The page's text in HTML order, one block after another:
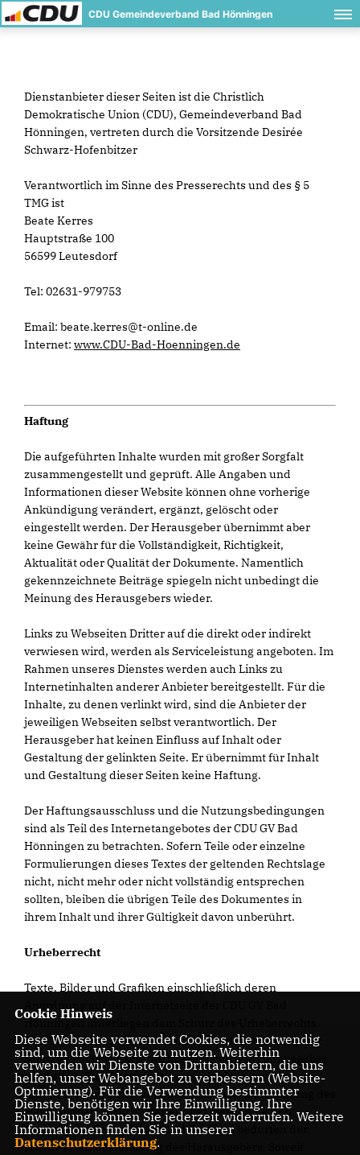
CDU Gemeindeverband Bad Hönningen
Dienstanbieter dieser Seiten ist die Christlich
Demokratische Union (CDU), Gemeindeverband Bad
Hönningen, vertreten durch die Vorsitzende Desirée
Schwarz-Hofenbitzer
Verantwortlich im Sinne des Presserechts und des § 5
TMG ist
Beate Kerres
Hauptstraße 100
56599 Leutesdorf
Tel: 02631-979753
Email: beate.kerres@t-online.de
Internet: www.CDU-Bad-Hoenningen.de
Haftung
Die aufgeführten Inhalte wurden mit großer Sorgfalt
zusammengestellt und geprüft. Alle Angaben und
Informationen dieser Website können ohne vorherige
Ankündigung verändert, ergänzt, gelöscht oder
eingestellt werden. Der Herausgeber übernimmt aber
keine Gewähr für die Vollständigkeit, Richtigkeit,
Aktualität oder Qualität der Dokumente. Namentlich
gekennzeichnete Beiträge spiegeln nicht unbedingt die
Meinung des Herausgebers wieder.
Links zu Webseiten Dritter auf die direkt oder indirekt
verwiesen wird, werden als Serviceleistung angeboten. Im
Rahmen unseres Dienstes werden auch Links zu
Internetinhalten anderer Anbieter bereitgestellt. Für die
Inhalte, zu denen verlinkt wird, sind die Anbieter der
jeweiligen Webseiten selbst verantwortlich. Der
Herausgeber hat keinen Einfluss auf Inhalt oder
Gestaltung der gelinkten Seite. Er übernimmt für Inhalt
und Gestaltung dieser Seiten keine Haftung.
Der Haftungsausschluss und die Nutzungsbedingungen
sind als Teil des Internetangebotes der CDU GV Bad
Hönningen zu betrachten. Sofern Teile oder einzelne
Formulierungen dieses Textes der geltenden Rechtslage
nicht, nicht mehr oder nicht vollständig entsprechen
sollten, bleiben die übrigen Teile des Dokumentes in
ihrem Inhalt und ihrer Gültigkeit davon unberührt.
Urheberrecht
Texte, Bilder und Grafiken einschließlich deren
Anordnung auf der Internetseite der CDU GV Bad
Hönningen unterliegen dem Schutz des Urheberrechts.
Das Copyright für veröffentlichte, von dem Herausgeber
selbst erstellte Objekte bleibt allein bei dem Herausgeber
der Seiten. Eine Vervielfältigung oder Verwendung von
Inhalten dieser Seite ist ohne schriftliche Zustimmung des
Herausgebers nicht gestattet. Die Übernahme und
Nutzung der Texte, Bilder und Grafiken bedürfen der
schriftlichen Zustimmung des Herausgebers. Soweit
Cookie Hinweis
Diese Webseite verwendet Cookies, die notwendig
sind, um die Webseite zu nutzen. Weiterhin
verwenden wir Dienste von Drittanbietern, die uns
helfen, unser Webangebot zu verbessern (Website-
Optmierung). Für die Verwendung bestimmter
Dienste, benötigen wir Ihre Einwilligung. Ihre
Einwilligung können Sie jederzeit widerrufen. Weitere
Informationen finden Sie in unserer
Datenschutzerklärung.